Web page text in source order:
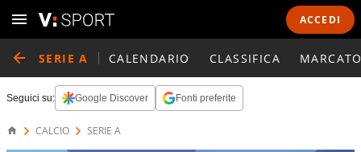
ACCEDI
SERIE A CALENDARIO CLASSIFICA
Seguici su: Google Discover Fonti preferite
CALCIO SERIE A